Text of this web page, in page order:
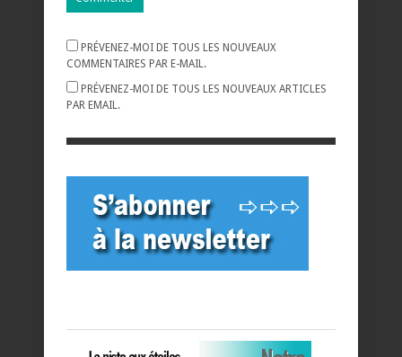
PRÉVENEZ-MOI DE TOUS LES NOUVEAUX
COMMENTAIRES PAR E-MAIL.
PRÉVENEZ-MOI DE TOUS LES NOUVEAUX ARTICLES
PAR EMAIL.